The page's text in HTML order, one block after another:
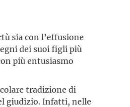
sia con l’effusione
dei suoi figli più
più entusiasmo
tradizione di
giudizio. Infatti, nelle